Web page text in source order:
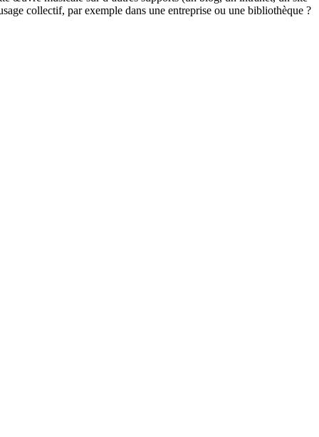
collectif, par exemple dans une entreprise ou une bibliothèque ?